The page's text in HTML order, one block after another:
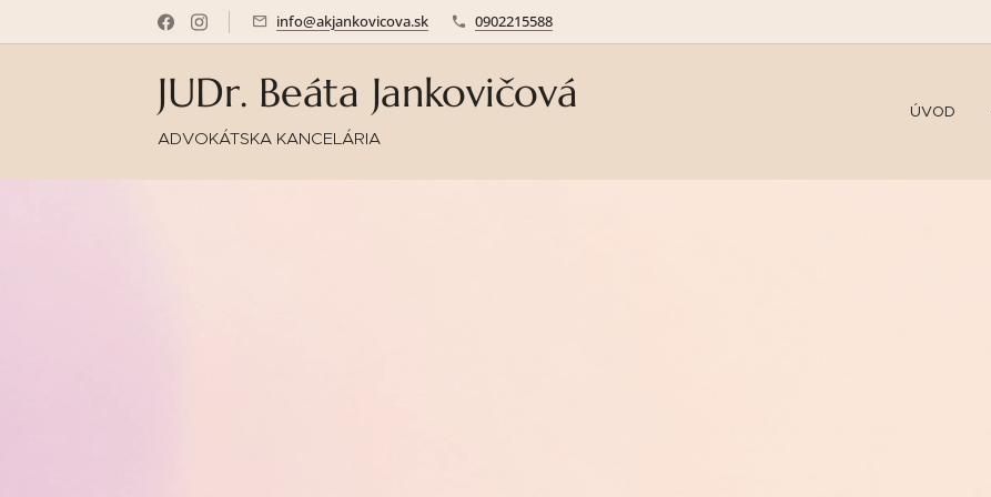
info@akjankovicova.sk 0902215588
JUDr. Beáta Jankovičová
ADVOKÁTSKA KANCELÁRIA
ÚVOD